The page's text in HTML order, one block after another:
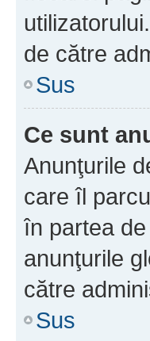
de către
Sus
Ce sunt
Anunţurile
care îl
în partea
anunţurile
către
Sus